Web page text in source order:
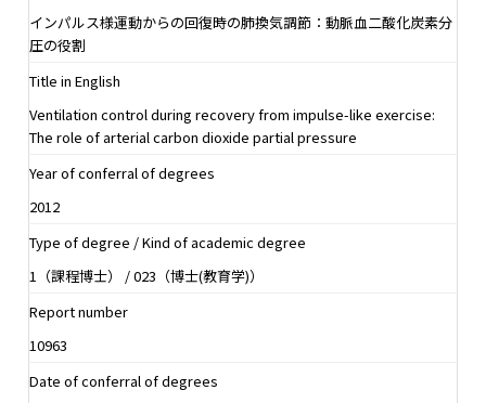
インパルス様運動からの回復時の肺換気調節：動脈血二酸化炭素分
圧の役割
Title in English
Ventilation control during recovery from impulse-like exercise:
The role of arterial carbon dioxide partial pressure
Year of conferral of degrees
2012
Type of degree / Kind of academic degree
1（課程博士） / 023（博士(教育学)）
Report number
10963
Date of conferral of degrees